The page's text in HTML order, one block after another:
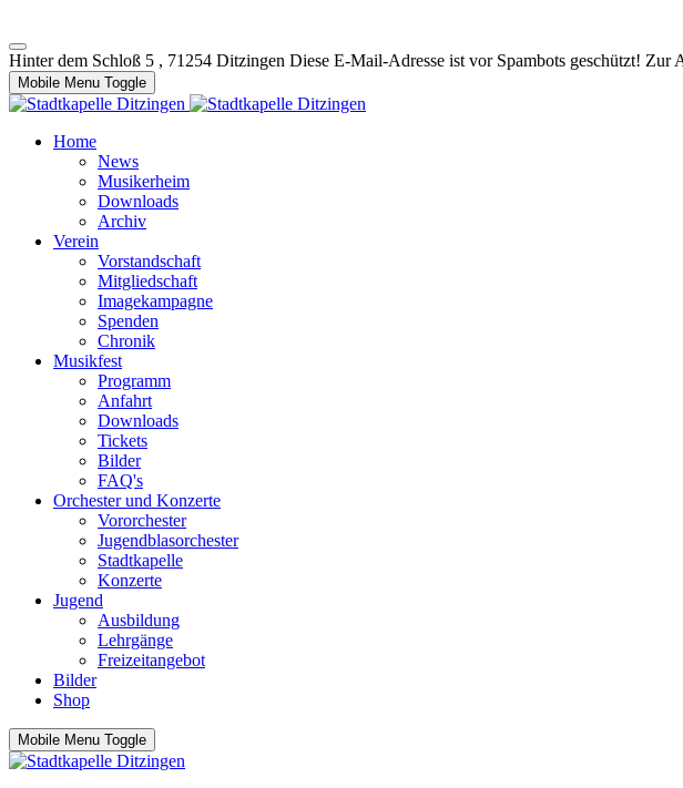
Hinter dem Schloß 5 , 71254 Ditzingen Diese E-Mail-Adresse ist vor Spambots geschützt! Zur
Mobile Menu Toggle
Home
News
Musikerheim
Downloads
Archiv
Verein
Vorstandschaft
Mitgliedschaft
Imagekampagne
Spenden
Chronik
Musikfest
Programm
Anfahrt
Downloads
Tickets
Bilder
FAQ's
Orchester und Konzerte
Vororchester
Jugendblasorchester
Stadtkapelle
Konzerte
Jugend
Ausbildung
Lehrgänge
Freizeitangebot
Bilder
Shop
Mobile Menu Toggle